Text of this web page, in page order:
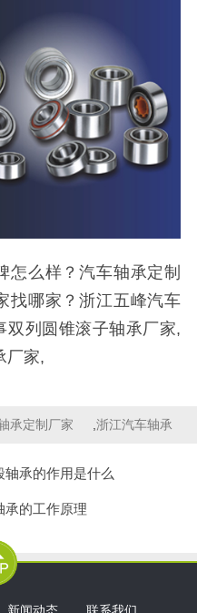
怎么样？汽车轴承定制
找哪家？浙江五峰汽车
双列圆锥滚子轴承厂家,
厂家,
承定制厂家 浙江汽车轴承
承的作用是什么
承的工作原理
新闻动态 联系我们